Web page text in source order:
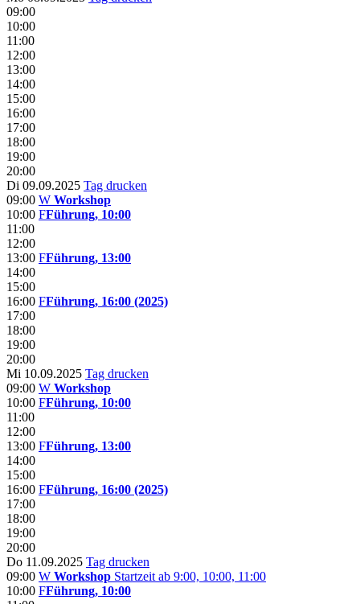
09:00
10:00
11:00
12:00
13:00
14:00
15:00
16:00
17:00
18:00
19:00
20:00
Di 09.09.2025 Tag drucken
09:00 W Workshop
10:00 FFührung, 10:00
11:00
12:00
13:00 FFührung, 13:00
14:00
15:00
16:00 FFührung, 16:00 (2025)
17:00
18:00
19:00
20:00
Mi 10.09.2025 Tag drucken
09:00 W Workshop
10:00 FFührung, 10:00
11:00
12:00
13:00 FFührung, 13:00
14:00
15:00
16:00 FFührung, 16:00 (2025)
17:00
18:00
19:00
20:00
Do 11.09.2025 Tag drucken
09:00 W Workshop Startzeit ab 9:00, 10:00, 11:00
10:00 FFührung, 10:00